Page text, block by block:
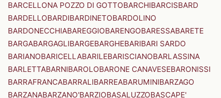
BARCELLONA POZZO DI GOTTOBARCHIBARCISBARD
BARDELLOBARDIBARDINETOBARDOLINO
BARDONECCHIABAREGGIOBARENGOBARESSABARETE
BARGABARGAGLIBARGEBARGHEBARIBARI SARDO
BARIANOBARICELLABARILEBARISCIANOBARLASSINA
BARLETTABARNIBAROLOBARONE CANAVESEBARONISSI
BARRAFRANCABARRALIBARREABARUMINIBARZAGO
BARZANABARZANO'BARZIOBASALUZZOBASCAPE'